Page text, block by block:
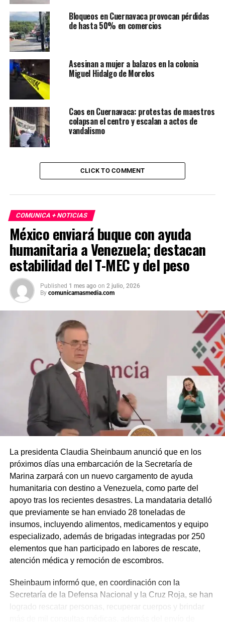
Bloqueos en Cuernavaca provocan pérdidas
de hasta 50% en comercios
Asesinan a mujer a balazos en la colonia
Miguel Hidalgo de Morelos
Caos en Cuernavaca: protestas de maestros
colapsan el centro y escalan a actos de
vandalismo
CLICK TO COMMENT
COMUNICA + NOTICIAS
México enviará buque con ayuda
humanitaria a Venezuela; destacan
estabilidad del T-MEC y del peso
Published 1 mes ago on 2 julio, 2026
By comunicamasmedia.com
La presidenta Claudia Sheinbaum anunció que en los
próximos días una embarcación de la Secretaría de
Marina zarpará con un nuevo cargamento de ayuda
humanitaria con destino a Venezuela, como parte del
apoyo tras los recientes desastres. La mandataria detalló
que previamente se han enviado 28 toneladas de
insumos, incluyendo alimentos, medicamentos y equipo
especializado, además de brigadas integradas por 250
elementos que han participado en labores de rescate,
atención médica y remoción de escombros.
Sheinbaum informó que, en coordinación con la
Secretaría de la Defensa Nacional y la Cruz Roja, se han
logrado rescatar personas, recuperar cuerpos y brindar